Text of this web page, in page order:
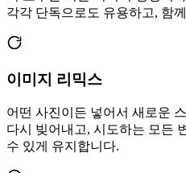
각각 단독으로도 유용하고, 함
이미지 리믹스
어떤 사진이든 넣어서 새로운
다시 빚어내고, 시도하는 모든
수 있게 유지합니다.